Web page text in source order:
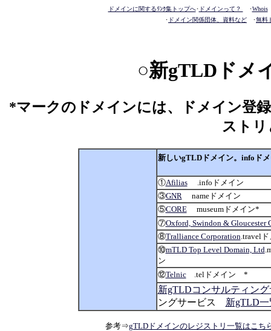
ドメインに関するﾘﾝｸ集トップへ･ ドメインって？ ･Whois
･ ドメイン関係団体、資料など ･無料
○新gTLDドメ
*マークのドメインには、ドメイン登
ストリ
新しいgTLDドメイン。infoド
①Afilias.infoドメイン
③GNR nameドメイン
⑤COREmuseumドメイン*
⑦Oxford, Swindon & Gloucester
⑧Tralliance Corporation .travel
⑩mTLD Top Level Domain, Ltd
ン
⑫Telnic.telドメイン *
新gTLDコンサルティン
ングサービス 新gTLD一
参考⇒gTLDドメインのレジストリ一覧はこち